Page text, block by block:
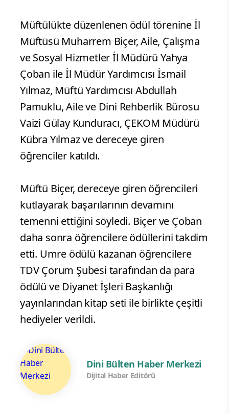
Müftülükte düzenlenen ödül törenine İl
Müftüsü Muharrem Biçer, Aile, Çalışma
ve Sosyal Hizmetler İl Müdürü Yahya
Çoban ile İl Müdür Yardımcısı İsmail
Yılmaz, Müftü Yardımcısı Abdullah
Pamuklu, Aile ve Dini Rehberlik Bürosu
Vaizi Gülay Kunduracı, ÇEKOM Müdürü
Kübra Yılmaz ve dereceye giren
öğrenciler katıldı.
Müftü Biçer, dereceye giren öğrencileri
kutlayarak başarılarının devamını
temenni ettiğini söyledi. Biçer ve Çoban
daha sonra öğrencilere ödüllerini takdim
etti. Umre ödülü kazanan öğrencilere
TDV Çorum Şubesi tarafından da para
ödülü ve Diyanet İşleri Başkanlığı
yayınlarından kitap seti ile birlikte çeşitli
hediyeler verildi.
Dini Bülten Haber Merkezi
Dijital Haber Editörü